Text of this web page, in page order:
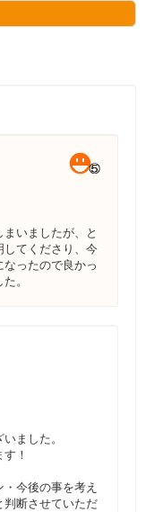
いましたが、と
てくださり、今
ったので良かっ
。
ました。
！
今後の事を考え
断させていただ